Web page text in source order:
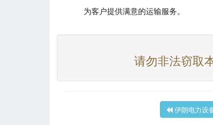
为客户提供满意的运输服务。
请勿非法窃取
伊朗电力设